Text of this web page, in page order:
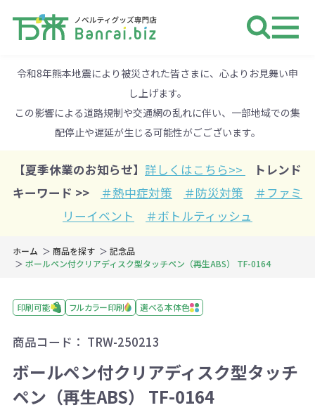
令和8年熊本地震により被災された皆さまに、心よりお見舞い申
し上げます。
この影響による道路規制や交通網の乱れに伴い、一部地域での集
配停止や遅延が生じる可能性がごございます。
【夏季休業のお知らせ】 詳しくはこちら>>
トレンド
キーワード >>
＃熱中症対策 ＃防災対策
＃ファミ
リーイベント
＃ボトルティッシュ
ホーム 商品を探す
記念品
ボールペン付クリアディスク型タッチペン（再生ABS） TF-0164
印刷可能 フルカラー印刷 選べる本体色
商品コード： TRW-250213
ボールペン付クリアディスク型タッチ
ペン（再生ABS） TF-0164